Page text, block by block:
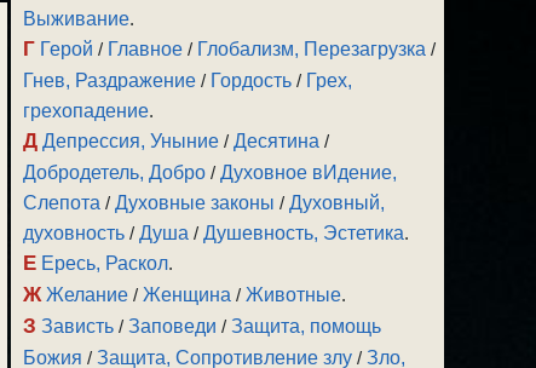
Выживание.
Г Герой / Главное / Глобализм, Перезагрузка /
Гнев, Раздражение / Гордость / Грех,
грехопадение.
Д Депрессия, Уныние /Десятина /
Добродетель, Добро /Духовное вИдение,
Слепота /Духовные законы /Духовный,
духовность /Душа /Душевность, Эстетика.
Е Ересь, Раскол.
Ж Желание /Женщина /Животные.
З Зависть /Заповеди /Защита, помощь
Божия /Защита, Сопротивление злу /Зло,